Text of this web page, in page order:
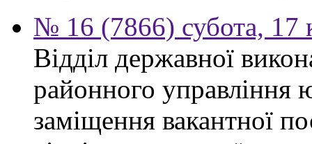
№ 16 (7866) субота, 17
Відділ державної
районного управління
заміщення вакантної